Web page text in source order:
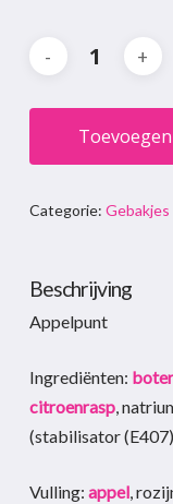
Categorie: Gebakjes
Beschrijving
Appelpunt
Ingrediënten: boter
citroenrasp,
(stabilisator (E407)
Vulling: appel,